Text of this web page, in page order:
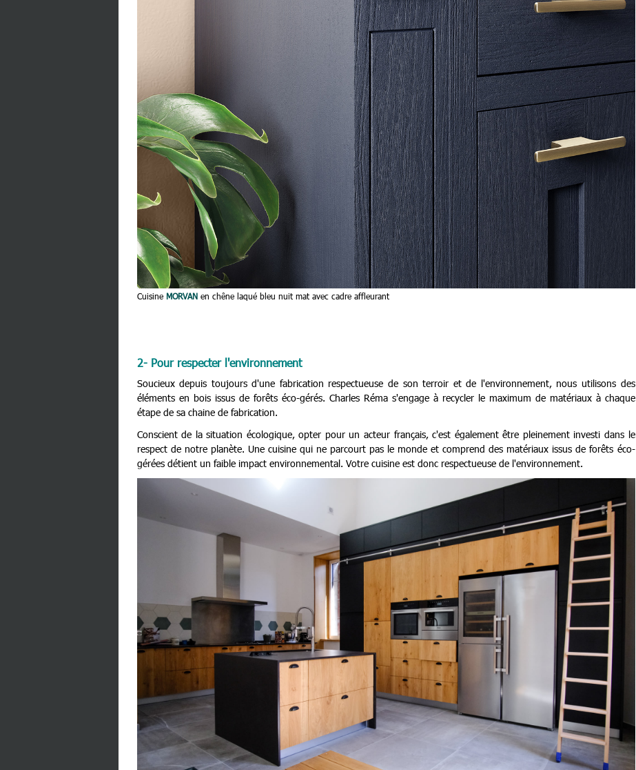
Cuisine MORVANen chêne laqué bleu nuit mat avec cadre affleurant
2- Pour respecter l'environnement
Soucieux depuis toujours d'une fabrication respectueuse de son terroir et de l'environnement, nous utilisons des
éléments en bois issus de forêts éco-gérés. Charles Réma s'engage à recycler le maximum de matériaux à chaque
étape de sa chaine de fabrication.
Conscient de la situation écologique, opter pour un acteur français, c'est également être pleinement investi dans le
respect de notre planète. Une cuisine qui ne parcourt pas le monde et comprend des matériaux issus de forêts éco-
gérées détient un faible impact environnemental. Votre cuisine est donc respectueuse de l'environnement.